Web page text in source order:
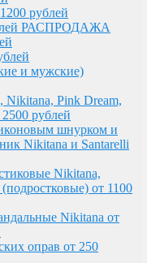
от 1100
Nikitana от
оправ от 250 рублей
от 600 до 3500
диоптриями по
очков
рублей
РАСПРОДАЖА
и мужские)
Nikitana, Pink Dream,
рублей
шнурком и
Nikitana и Santarelli
Nikitana,
от 1100
Nikitana от
оправ от 250